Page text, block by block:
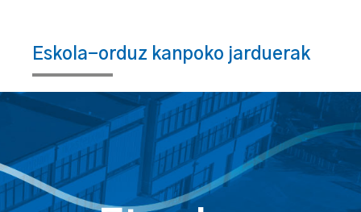
Eskola-orduz kanpoko jarduerak